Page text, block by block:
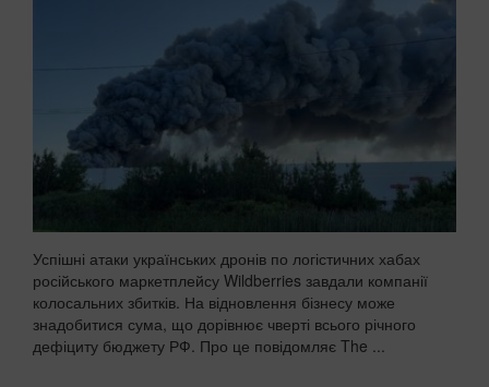
Успішні атаки українських дронів по логістичних хабах
російського маркетплейсу Wildberries завдали компанії
колосальних збитків. На відновлення бізнесу може
знадобитися сума, що дорівнює чверті всього річного
дефіциту бюджету РФ. Про це повідомляє The ...